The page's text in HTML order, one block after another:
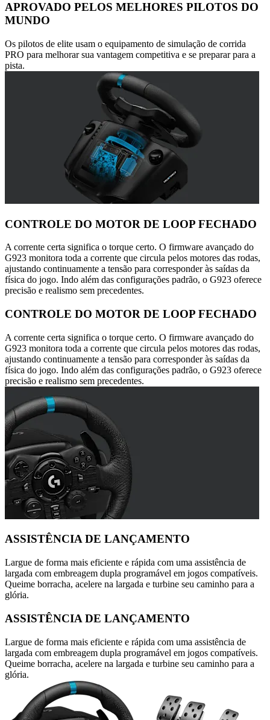
APROVADO PELOS MELHORES PILOTOS DO
MUNDO
Os pilotos de elite usam o equipamento de simulação de corrida
PRO para melhorar sua vantagem competitiva e se preparar para a
pista.
CONTROLE DO MOTOR DE LOOP FECHADO
A corrente certa significa o torque certo. O firmware avançado do
G923 monitora toda a corrente que circula pelos motores das rodas,
ajustando continuamente a tensão para corresponder às saídas da
física do jogo. Indo além das configurações padrão, o G923 oferece
precisão e realismo sem precedentes.
CONTROLE DO MOTOR DE LOOP FECHADO
A corrente certa significa o torque certo. O firmware avançado do
G923 monitora toda a corrente que circula pelos motores das rodas,
ajustando continuamente a tensão para corresponder às saídas da
física do jogo. Indo além das configurações padrão, o G923 oferece
precisão e realismo sem precedentes.
ASSISTÊNCIA DE LANÇAMENTO
Largue de forma mais eficiente e rápida com uma assistência de
largada com embreagem dupla programável em jogos compatíveis.
Queime borracha, acelere na largada e turbine seu caminho para a
glória.
ASSISTÊNCIA DE LANÇAMENTO
Largue de forma mais eficiente e rápida com uma assistência de
largada com embreagem dupla programável em jogos compatíveis.
Queime borracha, acelere na largada e turbine seu caminho para a
glória.